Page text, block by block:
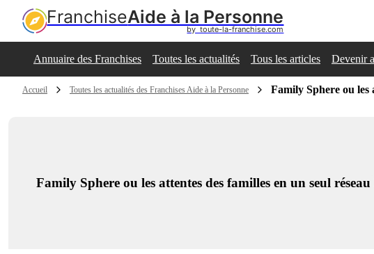
FranchiseAide à la Personne
by  toute-la-franchise.com
Annuaire des Franchises Toutes les actualités Tous les articles Devenir
Accueil Toutes les actualités des Franchises Aide à la Personne Family Sphere ou les
Family Sphere ou les attentes des familles en un seul réseau